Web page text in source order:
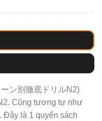
ン別徹底ドリルN2)
Cũng tương tự như
Đây là 1 quyển sách